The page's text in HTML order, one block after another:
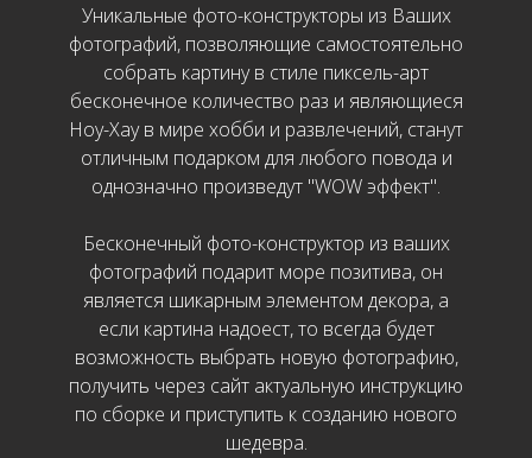
Уникальные фото-конструкторы из Ваших
фотографий, позволяющие самостоятельно
собрать картину в стиле пиксель-арт
бесконечное количество раз и являющиеся
Ноу-Хау в мире хобби и развлечений, станут
отличным подарком для любого повода и
однозначно произведут "WOW эффект".
Бесконечный фото-конструктор из ваших
фотографий подарит море позитива, он
является шикарным элементом декора, а
если картина надоест, то всегда будет
возможность выбрать новую фотографию,
получить через сайт актуальную инструкцию
по сборке и приступить к созданию нового
шедевра.